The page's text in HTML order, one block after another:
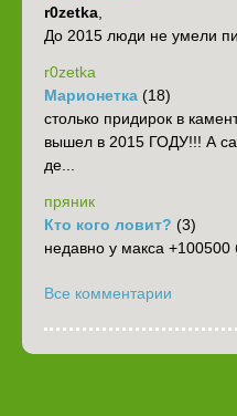
r0zetka,
До 2015 люди не умели
r0zetka
Марионетка (18)
столько придирок в
вышел в 2015 ГОДУ!!! А
де...
пряник
Кто кого ловит? (3)
недавно у макса +100500
Все комментарии